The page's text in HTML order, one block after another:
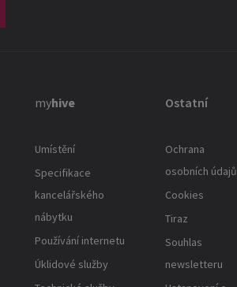
myhive
Umístění
Specifikace
kancelářského
nábytku
Používání internetu
Úklidové služby
Ostatní
Ochrana
osobních údajů
Cookies
Tiraz
Souhlas
newsletteru